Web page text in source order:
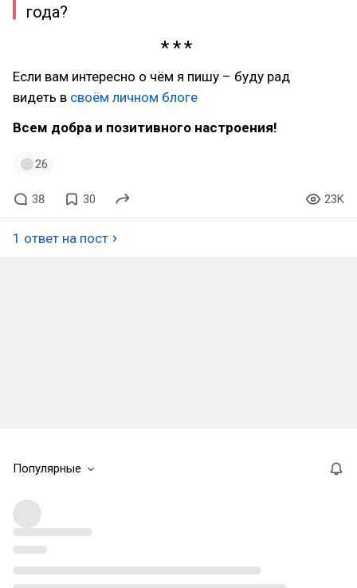
года?
Если вам интересно о чём я пишу – буду рад
видеть в своём личном блоге
Всем добра и позитивного настроения!
26
38 30 23K
1 ответ на пост
Популярные